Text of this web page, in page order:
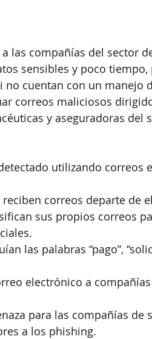
las compañías del sector
sensibles y poco
cuentan con un manejo
correos maliciosos
y aseguradoras del
utilizando correos
correos departe de
sus propios correos
las palabras “pago”,
electrónico a
para las compañías de
a los phishing.